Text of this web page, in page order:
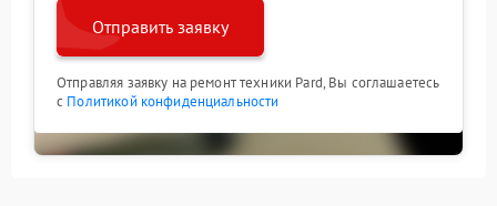
Отправить заявку
Отправляя заявку на ремонт техники Pard, Вы соглашаетесь
с Политикой конфиденциальности